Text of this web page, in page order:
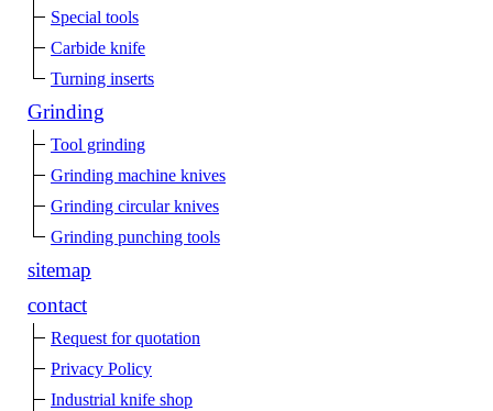
Special tools
Carbide knife
Turning inserts
Grinding
Tool grinding
Grinding machine knives
Grinding circular knives
Grinding punching tools
sitemap
contact
Request for quotation
Privacy Policy
Industrial knife shop